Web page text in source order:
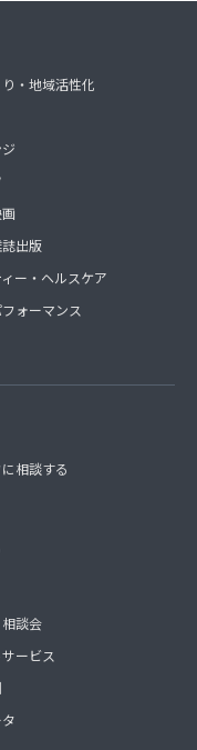
・地域活性化
出版
ー・ヘルスケア
ォーマンス
相談する
談会
ービス